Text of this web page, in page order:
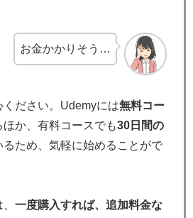
お金かかりそう…
ださい。Udemyには無料コー
か、有料コースでも30日間の
るため、気軽に始めることがで
一度購入すれば、追加料金な